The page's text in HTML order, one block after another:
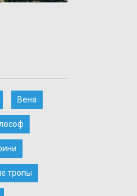
Вена
тропы